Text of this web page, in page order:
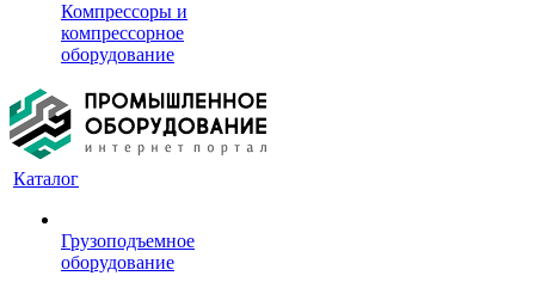
Компрессоры и
компрессорное
оборудование
Каталог
Грузоподъемное
оборудование